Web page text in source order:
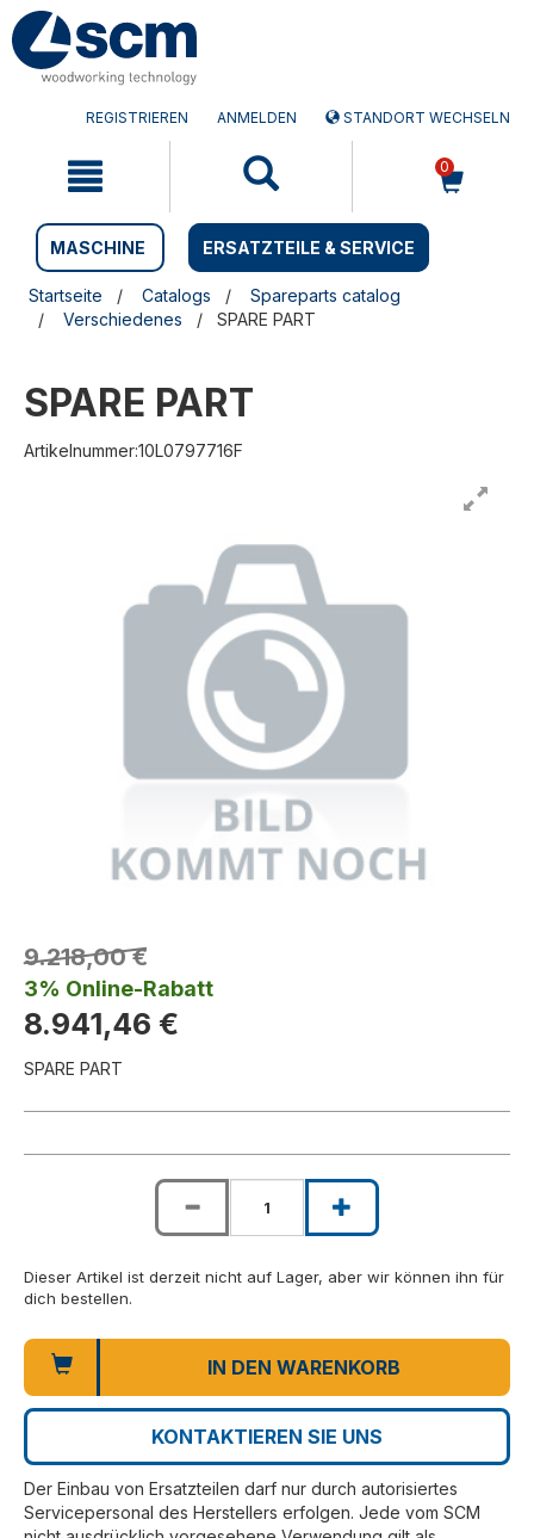
Zum
Inhalt
springen
Zum
Navigationsmen�
springen
REGISTRIEREN ANMELDEN STANDORT WECHSELN
0
MASCHINE ERSATZTEILE & SERVICE
Startseite Catalogs
Spareparts catalog
Verschiedenes
SPARE PART
SPARE PART
Artikelnummer:10L0797716F
9.218,00 €
3% Online-Rabatt
8.941,46 €
SPARE PART
Dieser Artikel ist derzeit nicht auf Lager, aber wir können ihn für
dich bestellen.
IN DEN WARENKORB
KONTAKTIEREN SIE UNS
Der Einbau von Ersatzteilen darf nur durch autorisiertes
Servicepersonal des Herstellers erfolgen. Jede vom SCM